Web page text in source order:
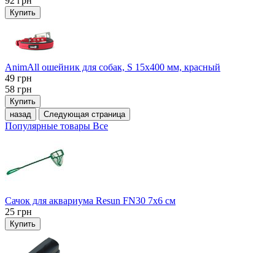
Купить
AnimAll ошейник для собак, S 15х400 мм, красный
49 грн
58 грн
Купить
назад
Следующая страница
Популярные товары Все
Сачок для аквариума Resun FN30 7х6 см
25 грн
Купить